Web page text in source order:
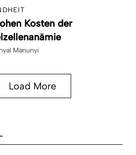
Kosten der
Manunyi
Load More